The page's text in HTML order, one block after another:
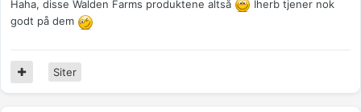
Haha, disse Walden Farms produktene altså
Iherb tjener nok
godt på dem
Siter